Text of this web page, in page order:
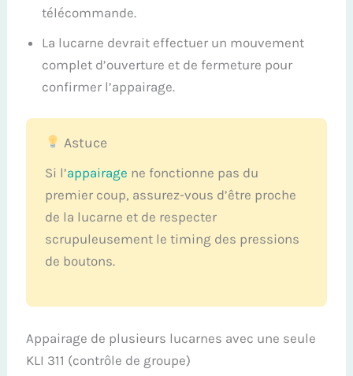
télécommande.
La lucarne devrait effectuer un mouvement
complet d’ouverture et de fermeture pour
confirmer l’appairage.
Astuce
Si l’appairage ne fonctionne pas du
premier coup, assurez-vous d’être proche
de la lucarne et de respecter
scrupuleusement le timing des pressions
de boutons.
Appairage de plusieurs lucarnes avec une seule
KLI 311 (contrôle de groupe)